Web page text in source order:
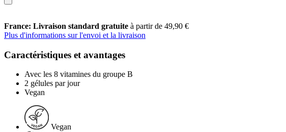
France: Livraison standard gratuite à partir de 49,90 €
Plus d'informations sur l'envoi et la livraison
Caractéristiques et avantages
Avec les 8 vitamines du groupe B
2 gélules par jour
Vegan
Vegan